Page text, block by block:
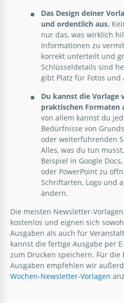
Das Design deiner
und ordentlich aus.
nur das, was wirklich
Informationen zu
korrekt unterteilt und
Schlüsseldetails sind
gibt Platz für Fotos
Du kannst die Vorlage
praktischen Formaten
von allem kannst du
Bedürfnisse von
oder weiterführenden
Alles, was du tun
Beispiel in Google
oder PowerPoint zu
Schriftarten, Logo und
ändern.
Die meisten Newsletter-
kostenlos und eignen sich
Ausgaben als auch für
kannst die fertige Ausgabe per
zum Drucken speichern. Für
Ausgaben empfehlen wir
Wochen-Newsletter-Vorlagen